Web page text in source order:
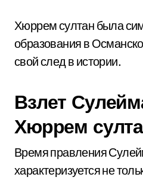
Хюррем султан была
образования в
свой след в истории.
Взлет
Хюррем
Время правления
характеризуется не